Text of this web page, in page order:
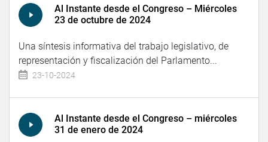
Al Instante desde el Congreso – Miércoles
23 de octubre de 2024
Una síntesis informativa del trabajo legislativo, de
representación y fiscalización del Parlamento...
23-10-2024
Al Instante desde el Congreso – miércoles
31 de enero de 2024